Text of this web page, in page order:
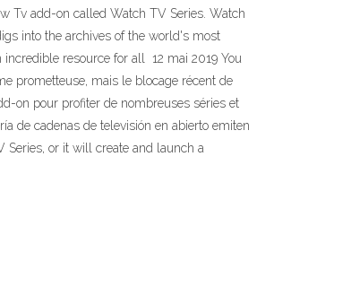
Tv add-on called Watch TV Series. Watch
into the archives of the world's most
resource for all 12 mai 2019 You
prometteuse, mais le blocage récent de
on pour profiter de nombreuses séries et
de cadenas de televisión en abierto emiten
Series, or it will create and launch a